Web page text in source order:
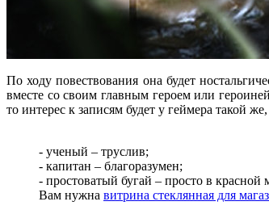
По ходу повествования она будет
вместе со своим главным героем или
то интерес к записям будет у геймера такой
- ученый – труслив;
- капитан – благоразумен;
- простоватый бугай – просто в красной
Вам нужна витрина стеклянная для